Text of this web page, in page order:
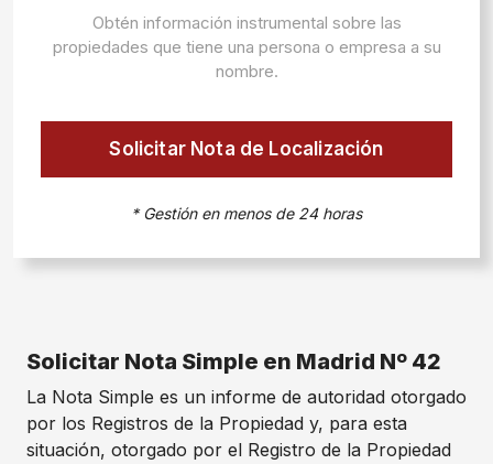
Obtén información instrumental sobre las
propiedades que tiene una persona o empresa a su
nombre.
Solicitar Nota de Localización
* Gestión en menos de 24 horas
Solicitar Nota Simple en Madrid Nº 42
La Nota Simple es un informe de autoridad otorgado
por los Registros de la Propiedad y, para esta
situación, otorgado por el Registro de la Propiedad